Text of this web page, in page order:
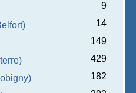
9
14
149
429
182